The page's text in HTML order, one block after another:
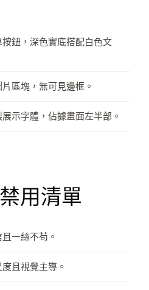
鈕，深色實底搭配白色文
區塊，無可見邊框。
示字體，佔據畫面左半部。
用清單
一絲不苟。
且視覺主導。